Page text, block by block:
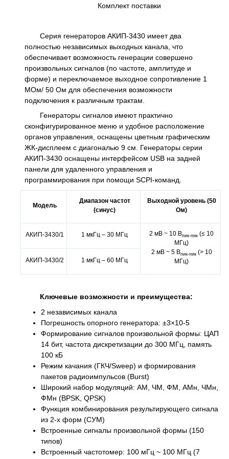
Комплект поставки
Серия генераторов АКИП-3430 имеет два
полностью независимых выходных канала, что
обеспечивает возможность генерации совершено
произвольных сигналов (по частоте, амплитуде и
форме) и переключаемое выходное сопротивление 1
МОм/ 50 Ом для обеспечения возможности
подключения к различным трактам.
Генераторы сигналов имеют практично
сконфигурированное меню и удобное расположение
органов управления, оснащены цветным графическим
ЖК-дисплеем с диагональю 9 см. Генераторы серии
АКИП-3430 оснащены интерфейсом USB на задней
панели для удаленного управления и
программирования при помощи SCPI-команд.
Модель
Диапазон частот
(синус)
Выходной уровень (50
Ом)
АКИП-3430/1 1 мкГц – 30 МГц 2 мВ ~ 10 Впик-пик (≤ 10
МГц)
2 мВ ~ 5 Впик-пик (> 10
МГц)
АКИП-3430/2 1 мкГц – 60 МГц
Ключевые возможности и преимущества:
2 независимых канала
Погрешность опорного генератора: ±3×10-5
Формирование сигналов произвольной формы: ЦАП
14 бит, частота дискретизации до 300 МГц, память
100 кБ
Режим качания (ГКЧ/Sweep) и формирования
пакетов радиоимпульсов (Burst)
Широкий набор модуляций: АМ, ЧМ, ФМ, АМн, ЧМн,
ФМн (BPSK, QPSK)
Функция комбинирования результирующего сигнала
из 2-х форм (СУМ)
Встроенные сигналы произвольной формы (150
типов)
Встроенный частотомер: 100 мГц ~ 100 МГц (7